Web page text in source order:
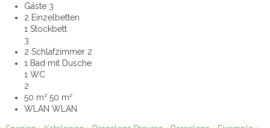
Gäste 3
2 Einzelbetten
1 Stockbett
3
2 Schlafzimmer 2
1 Bad mit Dusche
1 WC
2
50 m² 50 m²
WLAN WLAN